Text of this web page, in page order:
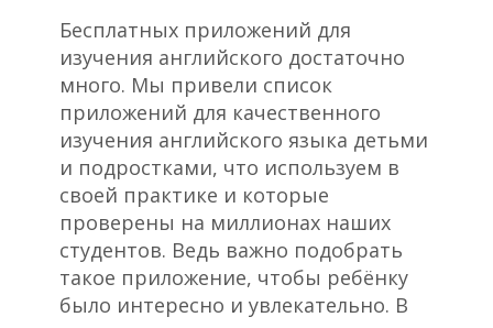
Бесплатных приложений для
изучения английского достаточно
много. Мы привели список
приложений для качественного
изучения английского языка детьми
и подростками, что используем в
своей практике и которые
проверены на миллионах наших
студентов. Ведь важно подобрать
такое приложение, чтобы ребёнку
было интересно и увлекательно. В